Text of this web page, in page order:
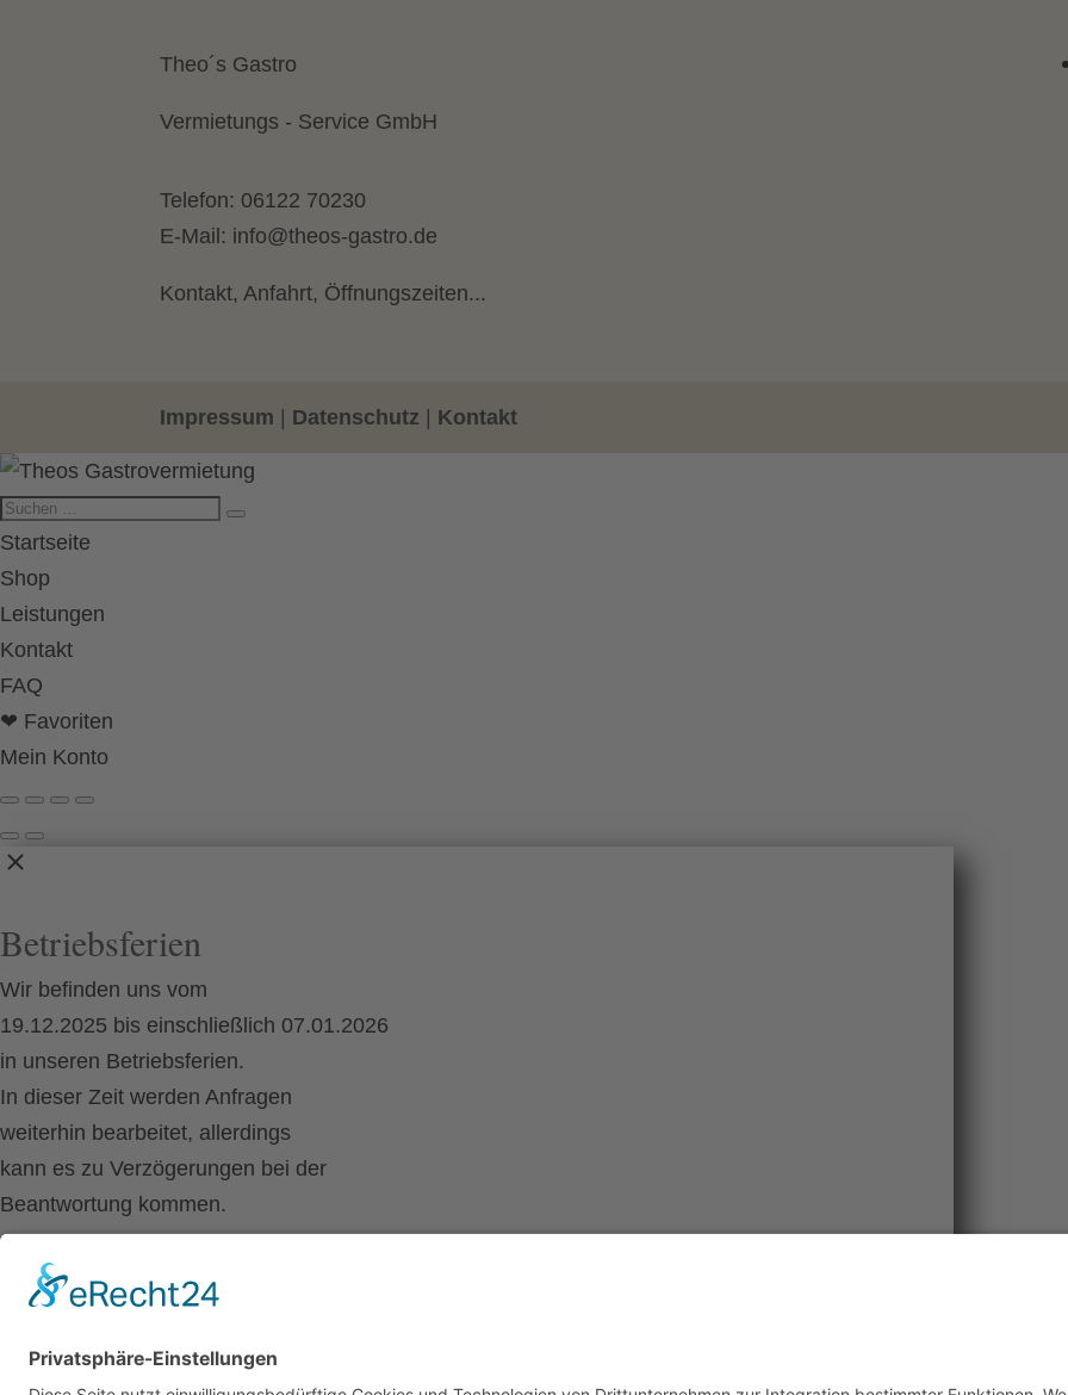
Theo´s Gastro
Vermietungs - Service GmbH
Telefon: 06122 70230
E-Mail: info@theos-gastro.de
Kontakt, Anfahrt, Öffnungszeiten...
Impressum Datenschutz Kontakt
Startseite
Shop
Leistungen
Kontakt
FAQ
❤ Favoriten
Mein Konto
Betriebsferien
Wir befinden uns vom
19.12.2025 bis einschließlich 07.01.2026
in unseren Betriebsferien.
In dieser Zeit werden Anfragen
weiterhin bearbeitet, allerdings
kann es zu Verzögerungen bei der
Beantwortung kommen.